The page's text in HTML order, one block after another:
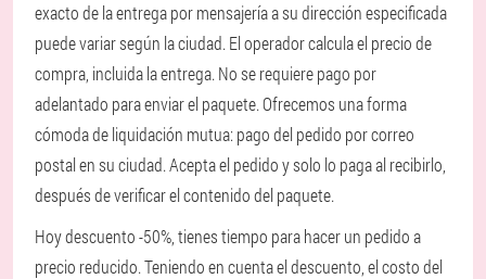
exacto de la entrega por mensajería a su dirección especificada
puede variar según la ciudad. El operador calcula el precio de
compra, incluida la entrega. No se requiere pago por
adelantado para enviar el paquete. Ofrecemos una forma
cómoda de liquidación mutua: pago del pedido por correo
postal en su ciudad. Acepta el pedido y solo lo paga al recibirlo,
después de verificar el contenido del paquete.
Hoy descuento -50%, tienes tiempo para hacer un pedido a
precio reducido. Teniendo en cuenta el descuento, el costo del